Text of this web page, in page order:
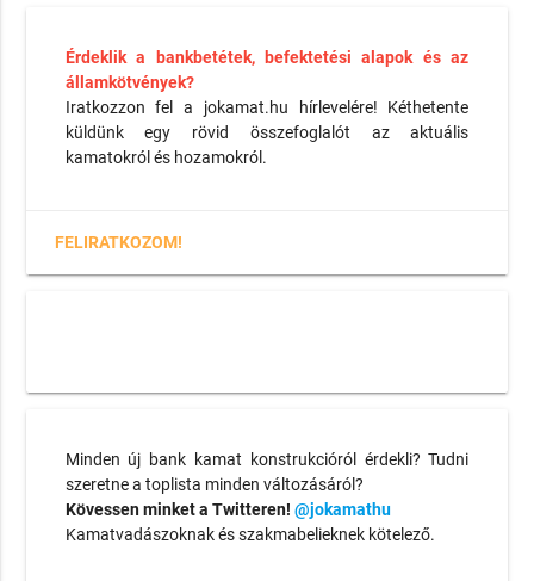
Érdeklik a bankbetétek, befektetési alapok és az
államkötvények?
Iratkozzon fel a jokamat.hu hírlevelére! Kéthetente
küldünk egy rövid összefoglalót az aktuális
kamatokról és hozamokról.
FELIRATKOZOM!
Minden új bank kamat konstrukcióról érdekli? Tudni
szeretne a toplista minden változásáról?
Kövessen minket a Twitteren! @jokamathu
Kamatvadászoknak és szakmabelieknek kötelező.